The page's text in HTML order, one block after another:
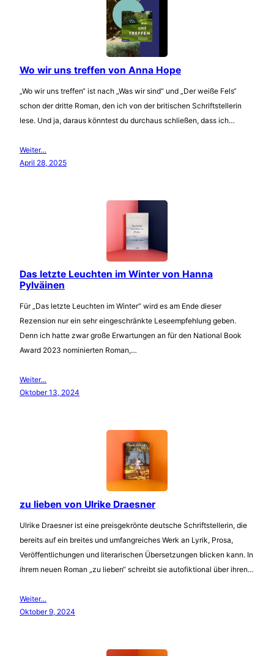
Wo wir uns treffen von Anna Hope
„Wo wir uns treffen“ ist nach „Was wir sind“ und „Der weiße Fels“
schon der dritte Roman, den ich von der britischen Schriftstellerin
lese. Und ja, daraus könntest du durchaus schließen, dass ich…
Weiter…
April 28, 2025
Das letzte Leuchten im Winter von Hanna
Pylväinen
Für „Das letzte Leuchten im Winter“ wird es am Ende dieser
Rezension nur ein sehr eingeschränkte Leseempfehlung geben.
Denn ich hatte zwar große Erwartungen an für den National Book
Award 2023 nominierten Roman,…
Weiter…
Oktober 13, 2024
zu lieben von Ulrike Draesner
Ulrike Draesner ist eine preisgekrönte deutsche Schriftstellerin, die
bereits auf ein breites und umfangreiches Werk an Lyrik, Prosa,
Veröffentlichungen und literarischen Übersetzungen blicken kann. In
ihrem neuen Roman „zu lieben“ schreibt sie autofiktional über ihren…
Weiter…
Oktober 9, 2024